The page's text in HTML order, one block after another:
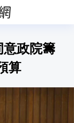
意政院籌
算